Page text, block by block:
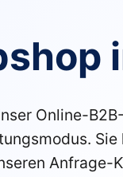
Online-
Anfrage-